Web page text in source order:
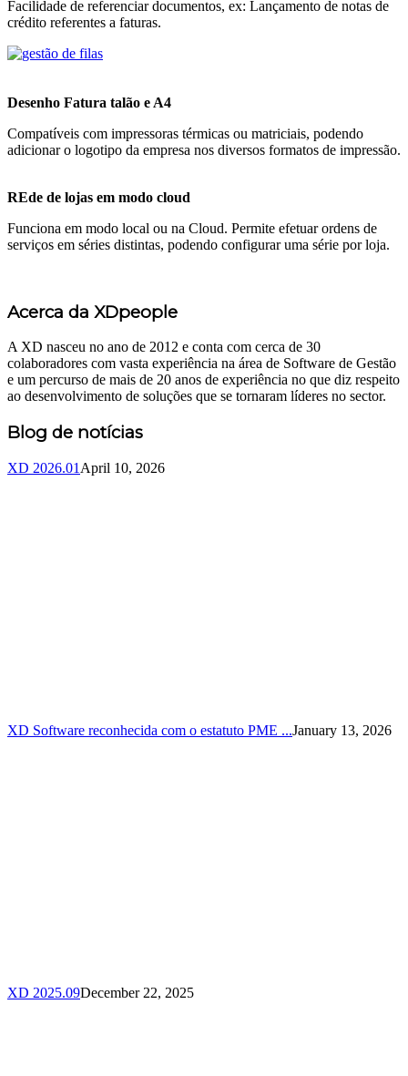
Facilidade de referenciar documentos, ex: Lançamento de notas de
crédito referentes a faturas.
Desenho Fatura talão e A4
Compatíveis com impressoras térmicas ou matriciais, podendo
adicionar o logotipo da empresa nos diversos formatos de impressão.
REde de lojas em modo cloud
Funciona em modo local ou na Cloud. Permite efetuar ordens de
serviços em séries distintas, podendo configurar uma série por loja.
Acerca da XDpeople
A XD nasceu no ano de 2012 e conta com cerca de 30
colaboradores com vasta experiência na área de Software de Gestão
e um percurso de mais de 20 anos de experiência no que diz respeito
ao desenvolvimento de soluções que se tornaram líderes no sector.
Blog de notícias
XD 2026.01 April 10, 2026
XD Software reconhecida com o estatuto PME ...January 13, 2026
XD 2025.09December 22, 2025